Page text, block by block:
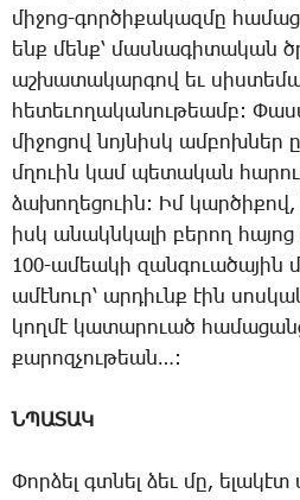
մի­ջոց-գոր­ծի­քա­կազ­մը
ենք մենք՝ մաս­նա­գի­տա­կան
աշ­խա­տա­կար­գով եւ
հե­տե­ւո­ղա­կա­նու­թեամբ:
մի­ջո­ցով նոյ­նիսկ ամ­բոխ­ներ
մղո­ւին կամ պե­տա­կան
ձա­խո­ղե­ցո­ւին: Իմ
իսկ ա­նակն­կա­լի բե­րող
100-ա­մեա­կի զան­գո­ւա­ծա­յին
ա­մէ­նուր՝ ար­դիւնք էին
կող­մէ կա­տա­րո­ւած
քա­րոզ­չու­թեան…:
ՆՊԱՏԱԿ
­Փոր­ձել գտնել ձեւ մը,